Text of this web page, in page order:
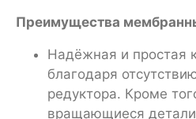
Преимущества
Надёжная и простая
благодаря
редуктора. Кроме
вращающиеся